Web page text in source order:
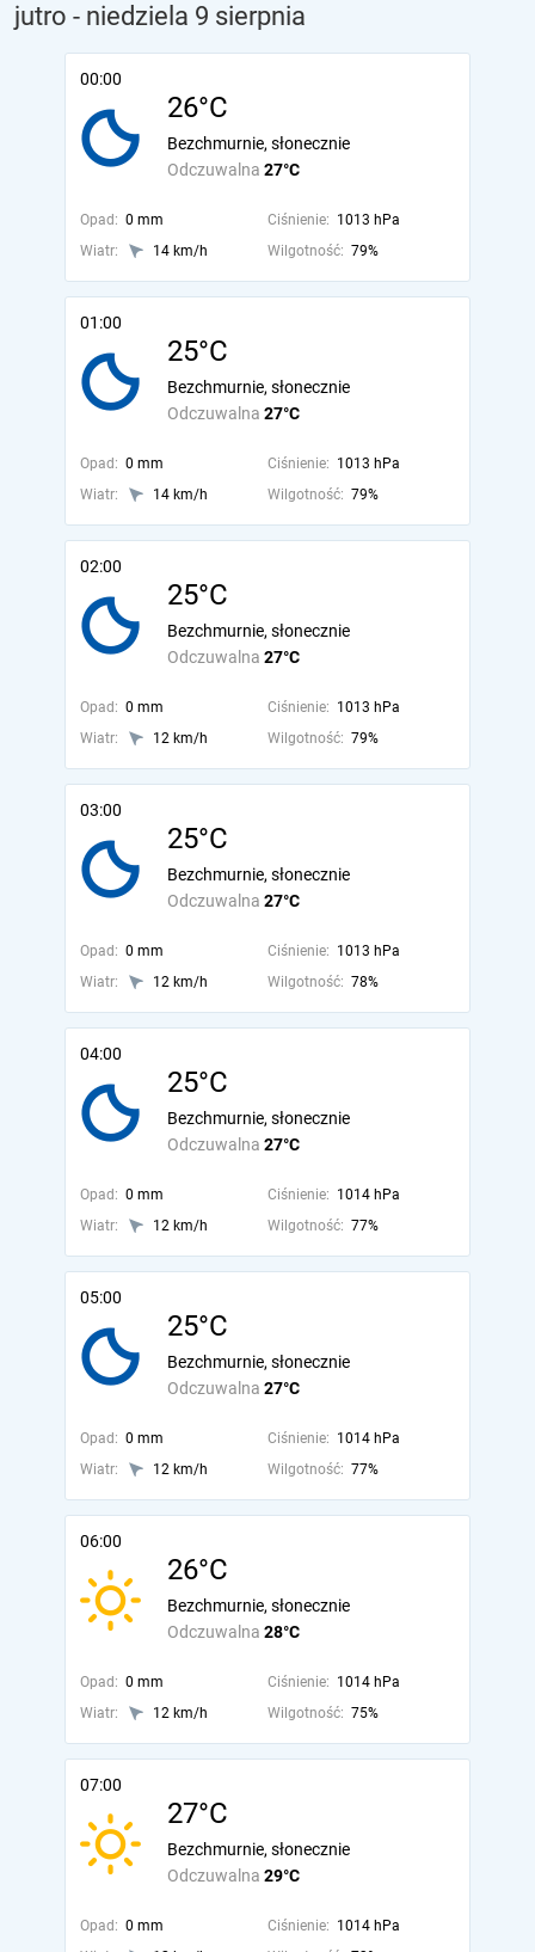
jutro - niedziela 9 sierpnia
00:00
26°C
Odczuwalna 27°C
Bezchmurnie, słonecznie
Opad: 0 mm Ciśnienie: 1013 hPa
Wiatr:
14 km/h Wilgotność: 79%
01:00
25°C
Odczuwalna 27°C
Bezchmurnie, słonecznie
Opad: 0 mm Ciśnienie: 1013 hPa
Wiatr:
14 km/h Wilgotność: 79%
02:00
25°C
Odczuwalna 27°C
Bezchmurnie, słonecznie
Opad: 0 mm Ciśnienie: 1013 hPa
Wiatr:
12 km/h Wilgotność: 79%
03:00
25°C
Odczuwalna 27°C
Bezchmurnie, słonecznie
Opad: 0 mm Ciśnienie: 1013 hPa
Wiatr:
12 km/h Wilgotność: 78%
04:00
25°C
Odczuwalna 27°C
Bezchmurnie, słonecznie
Opad: 0 mm Ciśnienie: 1014 hPa
Wiatr:
12 km/h Wilgotność: 77%
05:00
25°C
Odczuwalna 27°C
Bezchmurnie, słonecznie
Opad: 0 mm Ciśnienie: 1014 hPa
Wiatr:
12 km/h Wilgotność: 77%
06:00
26°C
Odczuwalna 28°C
Bezchmurnie, słonecznie
Opad: 0 mm Ciśnienie: 1014 hPa
Wiatr:
12 km/h Wilgotność: 75%
07:00
27°C
Odczuwalna 29°C
Bezchmurnie, słonecznie
Opad: 0 mm Ciśnienie: 1014 hPa